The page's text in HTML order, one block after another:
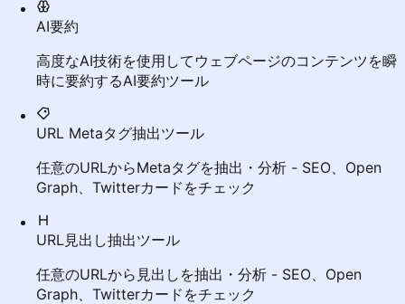
AI要約
高度なAI技術を使用してウェブページのコンテンツを瞬
時に要約するAI要約ツール
URL Metaタグ抽出ツール
任意のURLからMetaタグを抽出・分析 - SEO、Open
Graph、Twitterカードをチェック
URL見出し抽出ツール
任意のURLから見出しを抽出・分析 - SEO、Open
Graph、Twitterカードをチェック